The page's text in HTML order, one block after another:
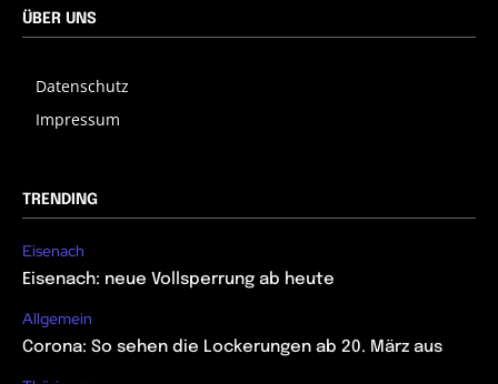
ÜBER UNS
Datenschutz
Impressum
TRENDING
Eisenach
Eisenach: neue Vollsperrung ab heute
Allgemein
Corona: So sehen die Lockerungen ab 20. März aus